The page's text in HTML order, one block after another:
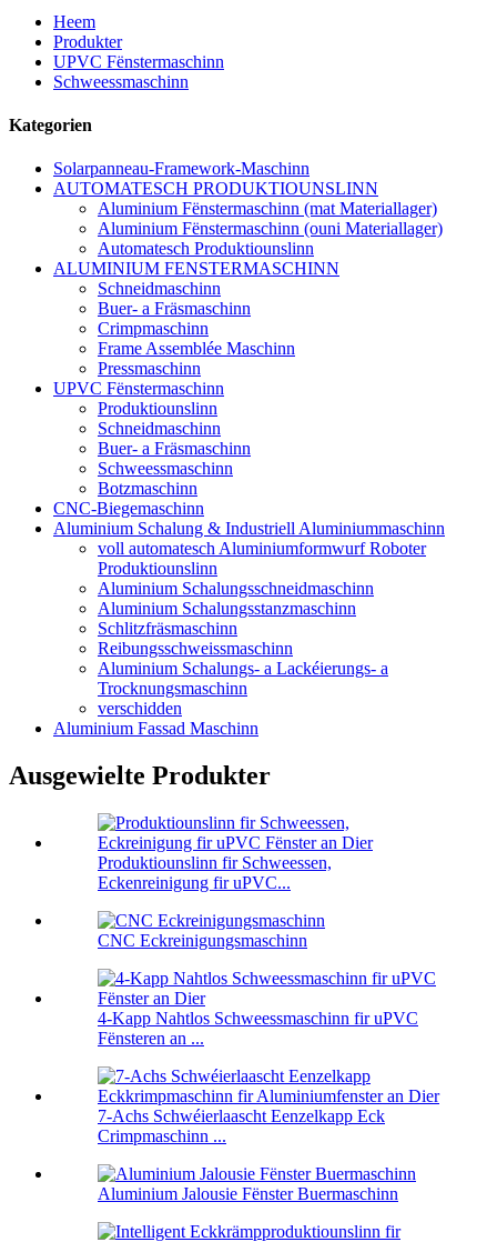
Heem
Produkter
UPVC Fënstermaschinn
Schweessmaschinn
Kategorien
Solarpanneau-Framework-Maschinn
AUTOMATESCH PRODUKTIOUNSLINN
Aluminium Fënstermaschinn (mat Materiallager)
Aluminium Fënstermaschinn (ouni Materiallager)
Automatesch Produktiounslinn
ALUMINIUM FENSTERMASCHINN
Schneidmaschinn
Buer- a Fräsmaschinn
Crimpmaschinn
Frame Assemblée Maschinn
Pressmaschinn
UPVC Fënstermaschinn
Produktiounslinn
Schneidmaschinn
Buer- a Fräsmaschinn
Schweessmaschinn
Botzmaschinn
CNC-Biegemaschinn
Aluminium Schalung & Industriell Aluminiummaschinn
voll automatesch Aluminiumformwurf Roboter
Produktiounslinn
Aluminium Schalungsschneidmaschinn
Aluminium Schalungsstanzmaschinn
Schlitzfräsmaschinn
Reibungsschweissmaschinn
Aluminium Schalungs- a Lackéierungs- a
Trocknungsmaschinn
verschidden
Aluminium Fassad Maschinn
Ausgewielte Produkter
Produktiounslinn fir Schweessen,
Eckenreinigung fir uPVC...
CNC Eckreinigungsmaschinn
4-Kapp Nahtlos Schweessmaschinn fir uPVC
Fënsteren an ...
7-Achs Schwéierlaascht Eenzelkapp Eck
Crimpmaschinn ...
Aluminium Jalousie Fënster Buermaschinn